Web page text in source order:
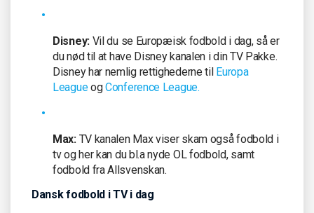
Disney: Vil du se Europæisk fodbold i dag, så er
du nød til at have Disney kanalen i din TV Pakke.
Disney har nemlig rettighederne til Europa
LeagueogConference League.
Max: TV kanalen Max viser skam også fodbold i
tv og her kan du bl.a nyde OL fodbold, samt
fodbold fra Allsvenskan.
Dansk fodbold i TV i dag